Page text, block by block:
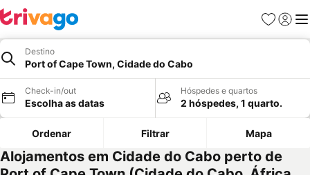
Favoritos
Iniciar
Destino
Port of Cape Town, Cidade do Cabo
Check-in/out
Escolha as datas
Hóspedes e quartos
2 hóspedes, 1 quarto.
Ordenar Filtrar Mapa
Alojamentos em Cidade do Cabo perto de